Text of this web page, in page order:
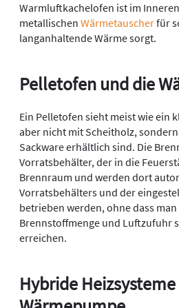
Warmluftkachelofen ist im
metallischen Wärmetauscherfür
langanhaltende Wärme sorgt.
Pelletofen und die
Ein Pelletofen sieht meist wie ein
aber nicht mit Scheitholz,
Sackware erhältlich sind. Die
Vorratsbehälter, der in die
Brennraum und werden dort
Vorratsbehälters und der
betrieben werden, ohne dass
Brennstoffmenge und Luftzufuhr
erreichen.
Hybride